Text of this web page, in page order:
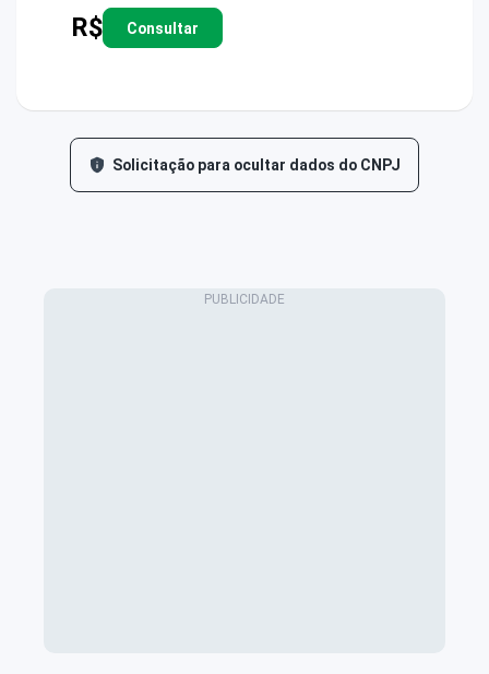
R$ Consultar
Solicitação para ocultar dados do CNPJ